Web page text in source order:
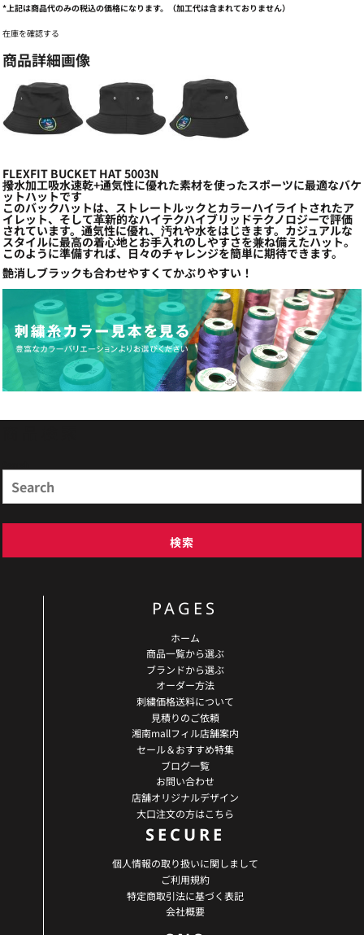
*上記は商品代のみの税込の価格になります。（加工代は含まれておりません）
在庫を確認する
商品詳細画像
FLEXFIT BUCKET HAT 5003N
撥水加工吸水速乾+通気性に優れた素材を使ったスポーツに最適なバケ
ットハットです
このバックハットは、ストレートルックとカラーハイライトされたア
イレット、そして革新的なハイテクハイブリッドテクノロジーで評価
されています。通気性に優れ、汚れや水をはじきます。カジュアルな
スタイルに最高の着心地とお手入れのしやすさを兼ね備えたハット。
このように準備すれば、日々のチャレンジを簡単に期待できます。
艶消しブラックも合わせやすくてかぶりやすい！
検索
PAGES
ホーム
商品一覧から選ぶ
ブランドから選ぶ
オーダー方法
刺繍価格送料について
見積りのご依頼
湘南mallフィル店舗案内
セール＆おすすめ特集
ブログ一覧
お問い合わせ
店舗オリジナルデザイン
大口注文の方はこちら
SECURE
個人情報の取り扱いに関しまして
ご利用規約
特定商取引法に基づく表記
会社概要